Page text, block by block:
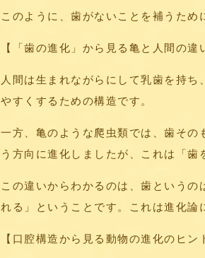
このように、歯がないことを補うため
【「歯の進化」から見る亀と人間の違
人間は生まれながらにして乳歯を持
やすくするための構造です。
一方、亀のような爬虫類では、歯そ
う方向に進化しましたが、これは「歯
この違いからわかるのは、歯という
れる」ということです。これは進化論
【口腔構造から見る動物の進化のヒン